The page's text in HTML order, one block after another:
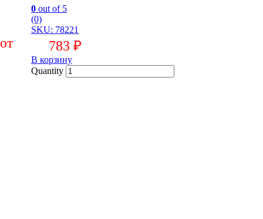
0 out of 5
(0)
SKU: 78221
783 ₽
В корзину
Quantity